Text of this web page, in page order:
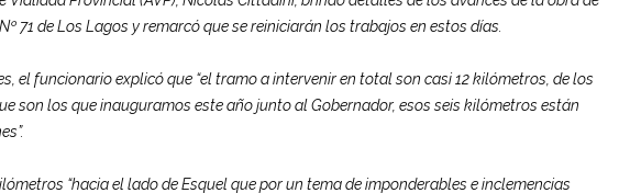
71 de Los Lagos y remarcó que se reiniciarán los trabajos en estos días.
el funcionario explicó que “el tramo a intervenir en total son casi 12 kilómetros, de los
son los que inauguramos este año junto al Gobernador, esos seis kilómetros están
“hacia el lado de Esquel que por un tema de imponderables e inclemencias